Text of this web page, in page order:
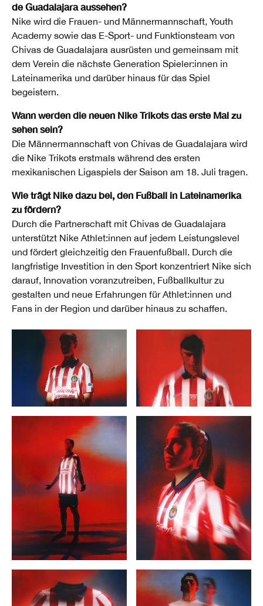
de Guadalajara aussehen?
Nike wird die Frauen- und Männermannschaft, Youth
Academy sowie das E-Sport- und Funktionsteam von
Chivas de Guadalajara ausrüsten und gemeinsam mit
dem Verein die nächste Generation Spieler:innen in
Lateinamerika und darüber hinaus für das Spiel
begeistern.
Wann werden die neuen Nike Trikots das erste Mal zu
sehen sein?
Die Männermannschaft von Chivas de Guadalajara wird
die Nike Trikots erstmals während des ersten
mexikanischen Ligaspiels der Saison am 18. Juli tragen.
Wie trägt Nike dazu bei, den Fußball in Lateinamerika
zu fördern?
Durch die Partnerschaft mit Chivas de Guadalajara
unterstützt Nike Athlet:innen auf jedem Leistungslevel
und fördert gleichzeitig den Frauenfußball. Durch die
langfristige Investition in den Sport konzentriert Nike sich
darauf, Innovation voranzutreiben, Fußballkultur zu
gestalten und neue Erfahrungen für Athlet:innen und
Fans in der Region und darüber hinaus zu schaffen.